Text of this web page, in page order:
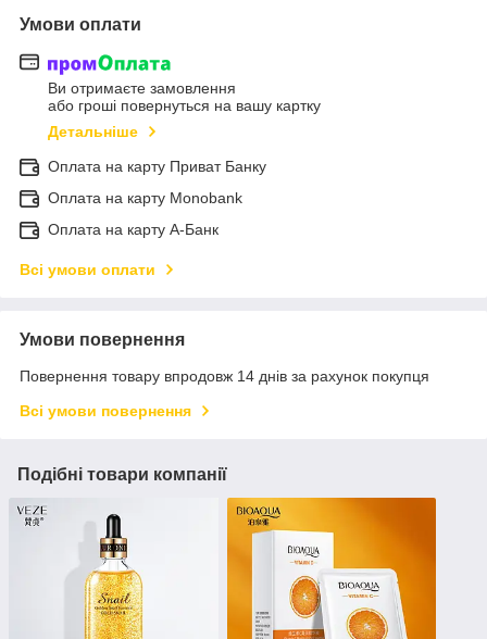
Умови оплати
Ви отримаєте замовлення
або гроші повернуться на вашу картку
Детальніше
Оплата на карту Приват Банку
Оплата на карту Monobank
Оплата на карту А-Банк
Всі умови оплати
Умови повернення
Повернення товару впродовж 14 днів за рахунок покупця
Всі умови повернення
Подібні товари компанії